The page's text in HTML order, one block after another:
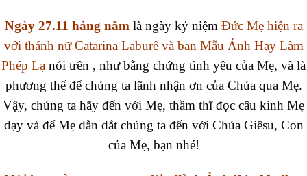
Ngày 27.11 hàng năm là ngày kỷ niệm Đức Mẹ hiện ra
với thánh nữ Catarina Laburê và ban Mẫu Ảnh Hay Làm
Phép Lạ nói trên , như bằng chứng tình yêu của Mẹ, và là
phương thế để chúng ta lãnh nhận ơn của Chúa qua Mẹ.
Vậy, chúng ta hãy đến với Mẹ, thầm thĩ đọc câu kinh Mẹ
dạy và để Mẹ dẫn dắt chúng ta đến với Chúa Giêsu, Con
của Mẹ, bạn nhé!